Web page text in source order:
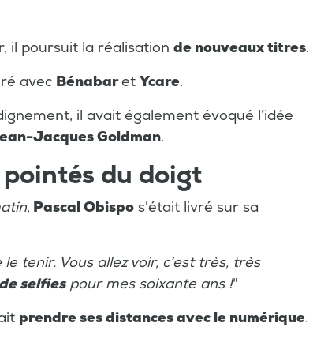
il poursuit la réalisation de nouveaux titres.
avec Bénabaret Ycare.
il avait également évoqué l’idée
Jacques Goldman.
du doigt
, Pascal Obispo s'était livré sur sa
tenir. Vous allez voir, c’est très, très
selfiespour mes soixante ans !"
prendre ses distances avec le numérique.